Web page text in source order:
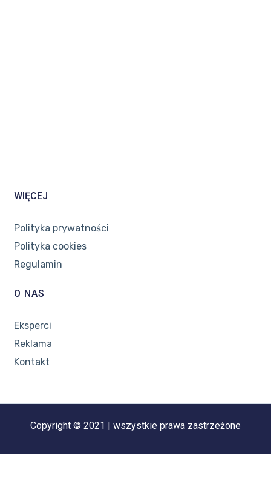
WIĘCEJ
Polityka prywatności
Polityka cookies
Regulamin
O NAS
Eksperci
Reklama
Kontakt
Copyright © 2021 | wszystkie prawa zastrzeżone